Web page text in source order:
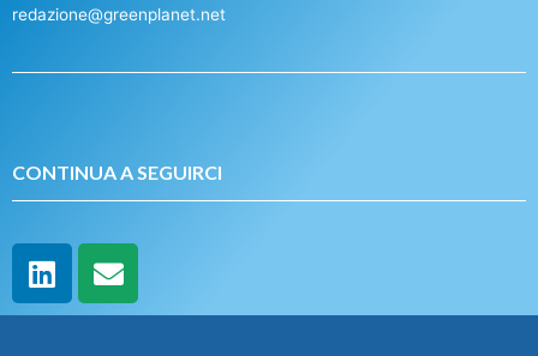
redazione@greenplanet.net
CONTINUA A SEGUIRCI